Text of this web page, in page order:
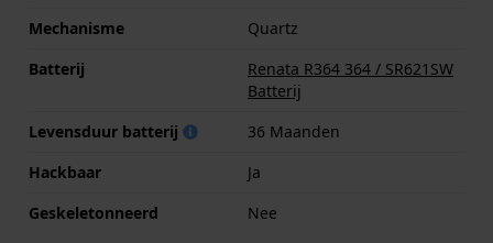
Mechanisme
Quartz
Batterij
Renata R364 364 / SR621SW
Batterij
Levensduur batterij
36 Maanden
Hackbaar
Ja
Geskeletonneerd
Nee